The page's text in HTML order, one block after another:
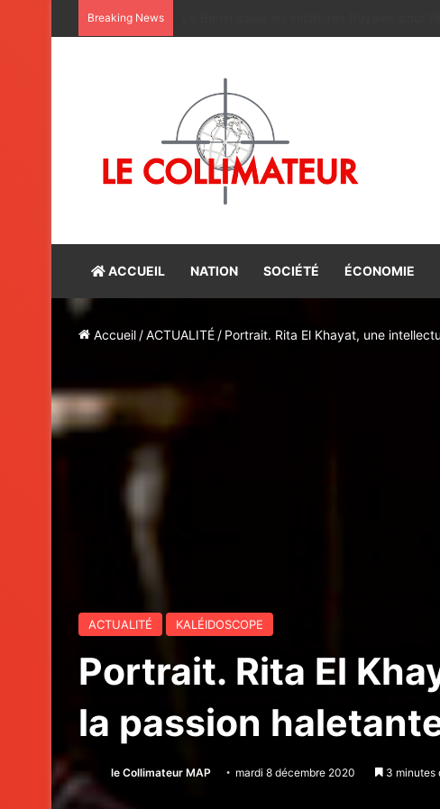
Breaking News
ACCUEIL NATION SOCIÉTÉ ÉCONOMIE
Accueil /ACTUALITÉ / Portrait. Rita El Khayat, une
ACTUALITÉ KALÉIDOSCOPE
Portrait. Rita El
la passion
le Collimateur MAP mardi 8 décembre 2020 3 minutes